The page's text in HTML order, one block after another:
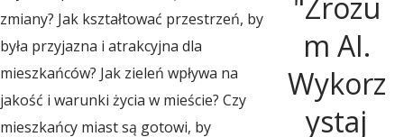
l
s
zmiany? Jak kształtować przestrzeń, by
była przyjazna i atrakcyjna dla
mieszkańców? Jak zieleń wpływa na
jakość i warunki życia w mieście? Czy
mieszkańcy miast są gotowi, by
m AI.
Wykorz
ystaj